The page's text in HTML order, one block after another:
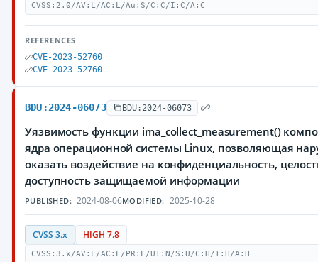
CVSS:2.0/AV:L/AC:L/Au:S/C:C/I:C/A:C
REFERENCES
CVE-2023-52760
CVE-2023-52760
BDU:2024-06073 BDU:2024-06073
Уязвимость функции ima_collect_measurement()
ядра операционной системы Linux, позволяющая
оказать воздействие на конфиденциальность,
доступность защищаемой информации
PUBLISHED: 2024-08-06MODIFIED: 2025-10-28
CVSS 3.x HIGH 7.8
CVSS:3.x/AV:L/AC:L/PR:L/UI:N/S:U/C:H/I:H/A:H